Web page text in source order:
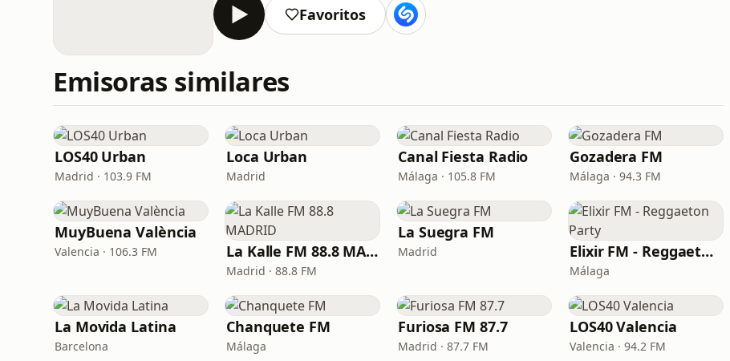
Favoritos
Emisoras similares
LOS40 Urban
Madrid · 103.9 FM
Loca Urban
Madrid
Canal Fiesta Radio
Málaga · 105.8 FM
Gozadera FM
Málaga · 94.3 FM
MuyBuena València
Valencia · 106.3 FM La Kalle FM 88.8 MADRID
Madrid · 88.8 FM
La Suegra FM
Madrid Elixir FM - Reggaeton Party
Málaga
La Movida Latina
Barcelona
Chanquete FM
Málaga
Furiosa FM 87.7
Madrid · 87.7 FM
LOS40 Valencia
Valencia · 94.2 FM